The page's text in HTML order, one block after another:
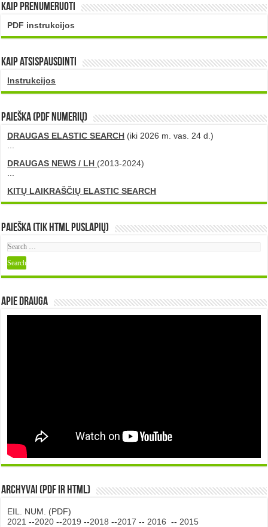
Kaip prenumeruoti
PDF instrukcijos
Kaip atsispausdinti
Instrukcijos
PAIEŠKA (PDF numerių)
DRAUGAS ELASTIC SEARCH (iki 2026 m. vas. 24 d.)
DRAUGAS NEWS / LH (2013-2024)
KITŲ LAIKRAŠČIŲ ELASTIC SEARCH
Paieška (tik HTML puslapių)
Apie DRAUGA
Archyvai (PDF ir HTML)
EIL. NUM. (PDF)
2021 --2020 --2019 --2018 --2017 -- 2016 -- 2015